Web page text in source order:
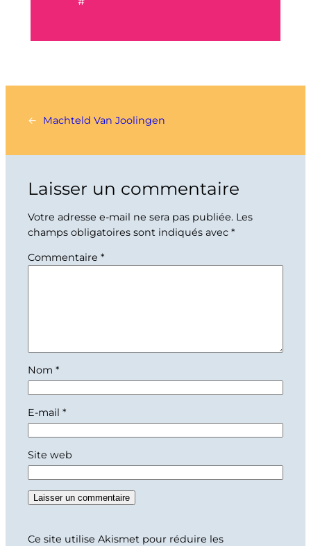
← Machteld Van Joolingen
Laisser un commentaire
Votre adresse e-mail ne sera pas publiée. Les
champs obligatoires sont indiqués avec *
Commentaire *
Nom *
E-mail *
Site web
Ce site utilise Akismet pour réduire les